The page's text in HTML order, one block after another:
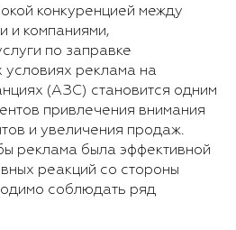
конкуренцией между
и компаниями,
по заправке
условиях реклама на
(АЗС) становится одним
привлечения внимания
и увеличения продаж.
реклама была эффективной
реакций со стороны
соблюдать ряд